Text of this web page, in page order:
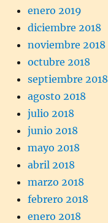
enero 2019
diciembre 2018
noviembre 2018
octubre 2018
septiembre 2018
agosto 2018
julio 2018
junio 2018
mayo 2018
abril 2018
marzo 2018
febrero 2018
enero 2018